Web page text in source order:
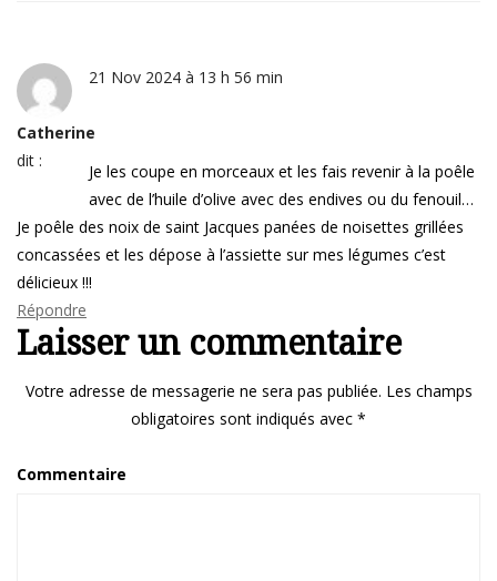
Catherine
dit :
21 Nov 2024 à 13 h 56 min
Je les coupe en morceaux et les fais revenir à la poêle
avec de l’huile d’olive avec des endives ou du fenouil…
Je poêle des noix de saint Jacques panées de noisettes grillées
concassées et les dépose à l’assiette sur mes légumes c’est
délicieux !!!
Répondre
Laisser un commentaire
Votre adresse de messagerie ne sera pas publiée. Les champs
obligatoires sont indiqués avec *
Commentaire